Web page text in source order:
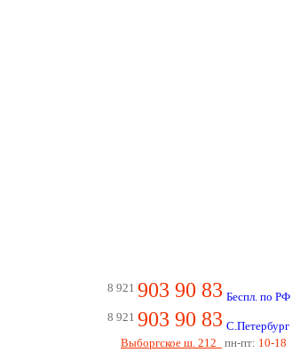
8 921 903 90 83 Беспл. по РФ
8 921 903 90 83 С.Петербург
Выборгское ш. 212
пн-пт: 10-18